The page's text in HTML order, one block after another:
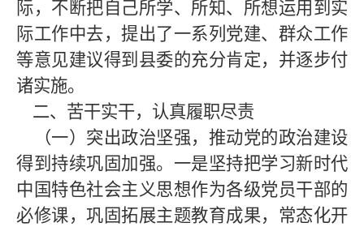
际，不断把自己所学、所知、所想运用到实
际工作中去，提出了一系列党建、群众工作
等意见建议得到县委的充分肯定，并逐步付
诸实施。
二、苦干实干，认真履职尽责
（一）突出政治坚强，推动党的政治建设
得到持续巩固加强。一是坚持把学习新时代
中国特色社会主义思想作为各级党员干部的
必修课，巩固拓展主题教育成果，常态化开